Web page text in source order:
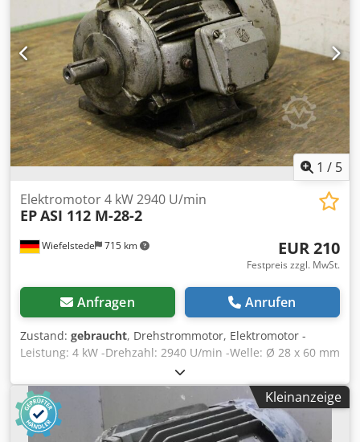
1 / 5
Wiefelstede 715 km
Elektromotor 4 kW 2940 U/min
EPASI 112 M-28-2
EUR 210
Festpreis zzgl. MwSt.
Anfragen Anrufen
Zustand: gebraucht, Drehstrommotor, Elektromotor -
Leistung: 4 kW -Drehzahl: 2940 U/min -Welle: Ø 28 x 60 mm
-Bauform: B3 Crsdpfjfmv Nfsx Afujf -Schutzart: IP44 -
Abmessungen: 380/290/H220 mm -Gewicht: 39 kg
Kleinanzeige